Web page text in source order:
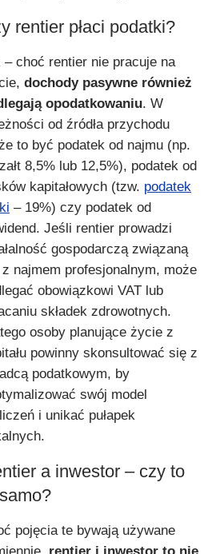
rentier płaci podatki?
– choć rentier nie pracuje na
dochody pasywne również
opodatkowaniu. W
od źródła przychodu
to być podatek od najmu (np.
8,5% lub 12,5%), podatek od
kapitałowych (tzw. podatek
– 19%) czy podatek od
Jeśli rentier prowadzi
gospodarczą związaną
z najmem profesjonalnym, może
obowiązkowi VAT lub
składek zdrowotnych.
osoby planujące życie z
powinny skonsultować się z
podatkowym, by
swój model
i unikać pułapek
a inwestor – czy to
pojęcia te bywają używane